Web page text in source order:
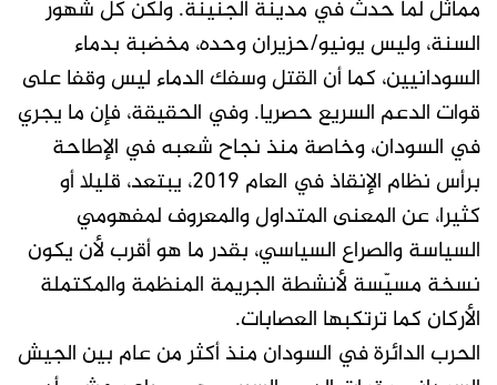
مماثل لما حدث في مدينة الجنينة. ولكن كل شهور
السنة، وليس يونيو/حزيران وحده، مخضبة بدماء
السودانيين، كما أن القتل وسفك الدماء ليس وقفا على
قوات الدعم السريع حصريا. وفي الحقيقة، فإن ما يجري
في السودان، وخاصة منذ نجاح شعبه في الإطاحة
برأس نظام الإنقاذ في العام 2019، يبتعد، قليلا أو
كثيرا، عن المعنى المتداول والمعروف لمفهومي
السياسة والصراع السياسي، بقدر ما هو أقرب لأن يكون
نسخة مسيّسة لأنشطة الجريمة المنظمة والمكتملة
الأركان كما ترتكبها العصابات.
الحرب الدائرة في السودان منذ أكثر من عام بين الجيش